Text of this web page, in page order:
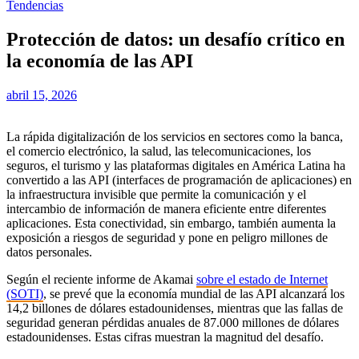
Tendencias
Protección de datos: un desafío crítico en
la economía de las API
abril 15, 2026
La rápida digitalización de los servicios en sectores como la banca,
el comercio electrónico, la salud, las telecomunicaciones, los
seguros, el turismo y las plataformas digitales en América Latina ha
convertido a las API (interfaces de programación de aplicaciones) en
la infraestructura invisible que permite la comunicación y el
intercambio de información de manera eficiente entre diferentes
aplicaciones. Esta conectividad, sin embargo, también aumenta la
exposición a riesgos de seguridad y pone en peligro millones de
datos personales.
Según el reciente informe de Akamai sobre el estado de Internet
(SOTI), se prevé que la economía mundial de las API alcanzará los
14,2 billones de dólares estadounidenses, mientras que las fallas de
seguridad generan pérdidas anuales de 87.000 millones de dólares
estadounidenses. Estas cifras muestran la magnitud del desafío.